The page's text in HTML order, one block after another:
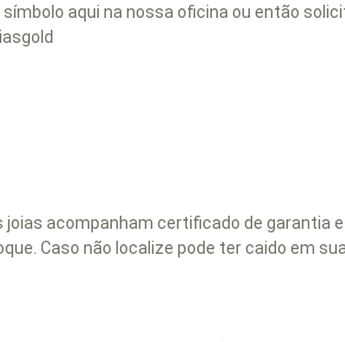
aqui na nossa oficina ou então
joias acompanham certificado de
Caso não localize pode ter caido em